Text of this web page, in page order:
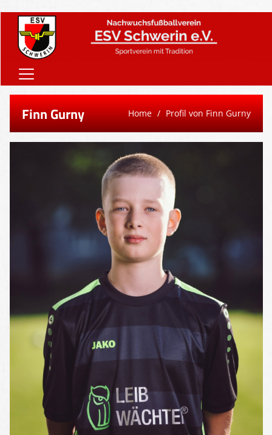
Home
Onlineshop
Anmeldung
Finn Gurny Home Profil von Finn Gurny